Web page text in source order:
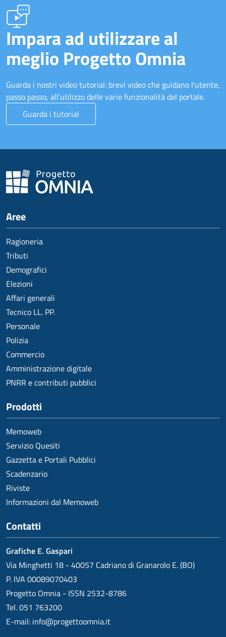
Impara ad utilizzare al
meglio Progetto Omnia
Guarda i nostri video tutorial: brevi video che guidano l'utente,
passo passo, all'utilizzo delle varie funzionalità del portale.
Guarda i tutorial
Aree
Ragioneria
Tributi
Demografici
Elezioni
Affari generali
Tecnico LL. PP.
Personale
Polizia
Commercio
Amministrazione digitale
PNRR e contributi pubblici
Prodotti
Memoweb
Servizio Quesiti
Gazzetta e Portali Pubblici
Scadenzario
Riviste
Informazioni dal Memoweb
Contatti
Grafiche E. Gaspari
Via Minghetti 18 - 40057 Cadriano di Granarolo E. (BO)
P. IVA 00089070403
Progetto Omnia - ISSN 2532-8786
Tel. 051 763200
E-mail: info@progettoomnia.it